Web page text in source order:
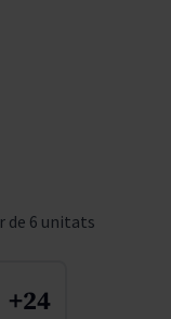
de 6 unitats
+24